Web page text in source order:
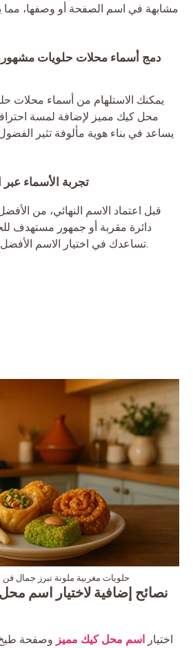
مشابهة في اسم الصفحة أو وصفها،
يمكنك الاستلهام من أسماء محلات
محل كيك مميز لإضافة لمسة
يساعد في بناء هوية مألوفة تثير
8. تجربة الأسماء
قبل اعتماد الاسم النهائي، من
دائرة مقربة أو جمهور مستهدف
تساعدك في اختيار الاسم الأفضل الذي يترك انطباعًا قويًا.
حلويات مغربية ملونة تبرز جمال فن
نصائح إضافية لاختيار اسم
اختيار اسم محل كيك مميز وصفحة